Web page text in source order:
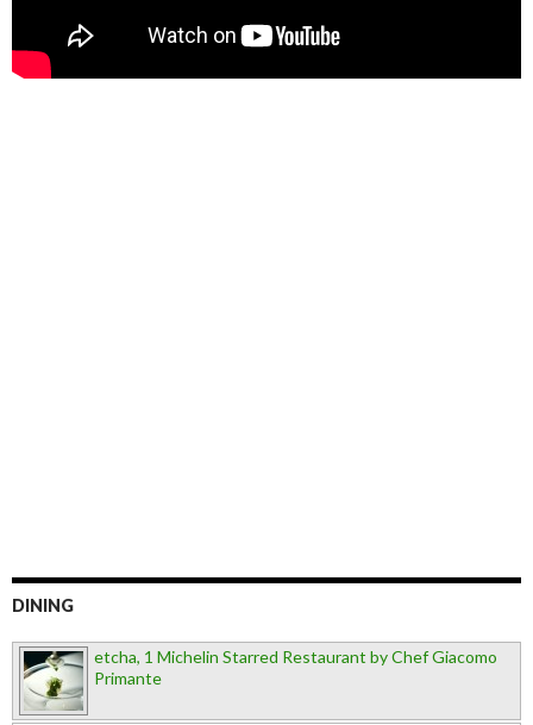
DINING
etcha, 1 Michelin Starred Restaurant by Chef Giacomo
Primante